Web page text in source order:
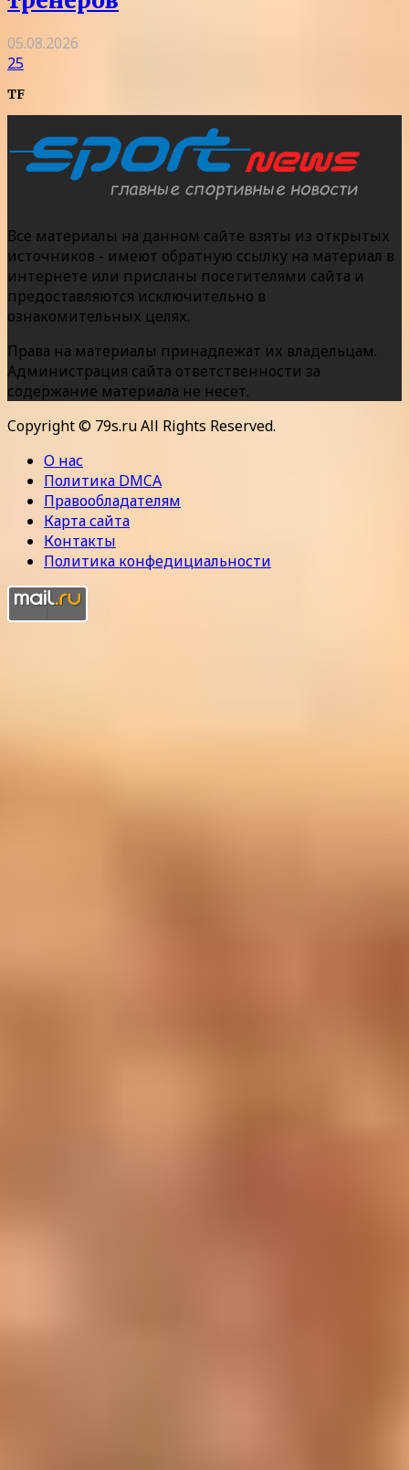
05.08.2026
25
TF
Все материалы на данном сайте взяты из открытых
источников - имеют обратную ссылку на материал в
интернете или присланы посетителями сайта и
предоставляются исключительно в
ознакомительных целях.
Права на материалы принадлежат их владельцам.
Администрация сайта ответственности за
содержание материала не несет.
Copyright © 79s.ru All Rights Reserved.
О нас
Политика DMCA
Правообладателям
Карта сайта
Контакты
Политика конфедициальности